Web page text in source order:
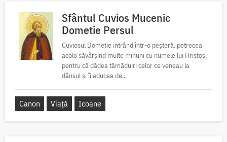
Sfântul Cuvios Mucenic
Dometie Persul
Cuviosul Dometie intrând într-o peșteră, petrecea
acolo săvârșind multe minuni cu numele lui Hristos,
pentru că dădea tămăduiri celor ce veneau la
dânsul și îi aducea de...
Canon Viață Icoane